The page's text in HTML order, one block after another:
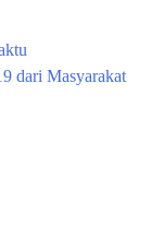
dari Masyarakat